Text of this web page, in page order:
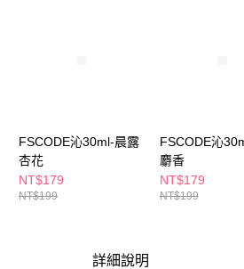
２．便利：只要手機號碼，簡訊認證，即可結
３．安心：先確認商品／服務後，再付款。
【「AFTEE先享後付」結帳流程】
３．收到繳費通知簡訊後14天內，點擊此簡訊
運送方式
全家取貨付款
每筆NT$65，滿NT$390(含以上)免運費
FSCODE沁30ml-晨露
杏花
NT$179
NT$199
FSCODE沁
麝香
NT$179
NT$199
詳細說明